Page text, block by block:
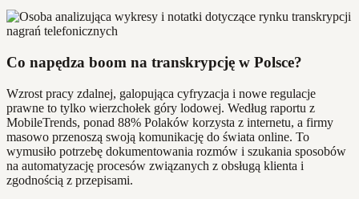
Co napędza boom na transkrypcję w Polsce?
Wzrost pracy zdalnej, galopująca cyfryzacja i nowe regulacje
prawne to tylko wierzchołek góry lodowej. Według raportu z
MobileTrends, ponad 88% Polaków korzysta z internetu, a firmy
masowo przenoszą swoją komunikację do świata online. To
wymusiło potrzebę dokumentowania rozmów i szukania sposobów
na automatyzację procesów związanych z obsługą klienta i
zgodnością z przepisami.